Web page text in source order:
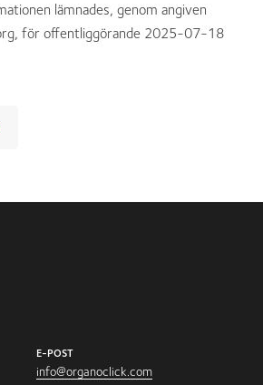
lämnades, genom angiven
för offentliggörande 2025-07-18
E-POST
info@organoclick.com